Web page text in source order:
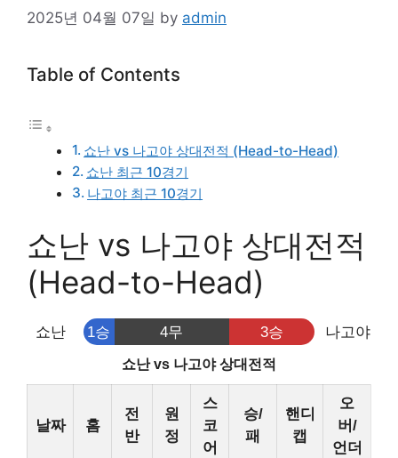
2025년 04월 07일 by admin
Table of Contents
쇼난 vs 나고야 상대전적 (Head-to-Head)
쇼난 최근 10경기
나고야 최근 10경기
쇼난 vs 나고야 상대전적
(Head-to-Head)
쇼난 1승 4무 3승 나고야
쇼난 vs 나고야 상대전적
날짜 홈
전
반
원
정
스
코
어
승/
패
핸디
캡
오
버/
언더